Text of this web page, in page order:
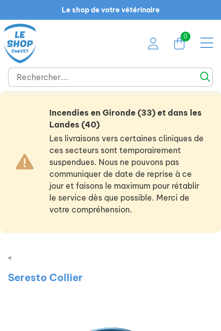
Le shop de votre vétérinaire
0
Incendies en Gironde (33) et dans les
Landes (40)
Les livraisons vers certaines cliniques de
ces secteurs sont temporairement
suspendues. Nous ne pouvons pas
communiquer de date de reprise à ce
jour et faisons le maximum pour rétablir
le service dès que possible. Merci de
votre compréhension.
<
Seresto Collier